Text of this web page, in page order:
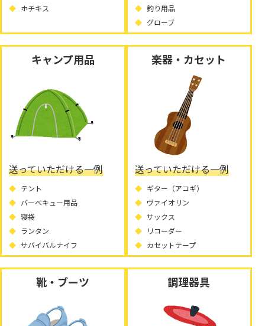
ホチキス
釣り用品
グローブ
キャンプ用品
送っていただける一例
テント
バーベキュー用品
寝袋
ランタン
サバイバルナイフ
楽器・カセット
送っていただける一例
ギター（アコギ）
ヴァイオリン
サックス
リコーダー
カセットテープ
靴・ブーツ 調理器具